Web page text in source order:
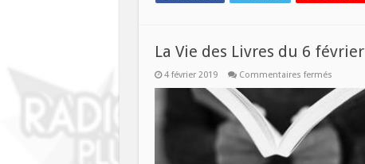
La Vie des Livres du 6 février
4 février 2019 Commentaires ferméssur
Vie
des
Livres
du
6
février